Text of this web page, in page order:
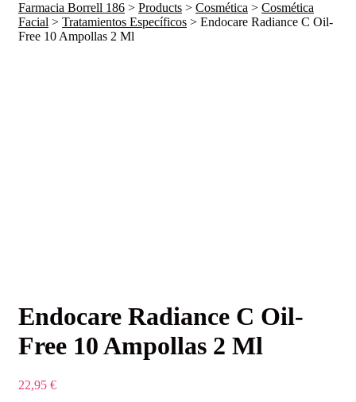
Farmacia Borrell 186 > Products > Cosmética > Cosmética
Facial > Tratamientos Específicos > Endocare Radiance C Oil-
Free 10 Ampollas 2 Ml
Endocare Radiance C Oil-
Free 10 Ampollas 2 Ml
22,95 €